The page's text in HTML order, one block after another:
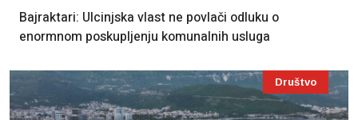
Bajraktari: Ulcinjska vlast ne povlači odluku o
enormnom poskupljenju komunalnih usluga
Društvo